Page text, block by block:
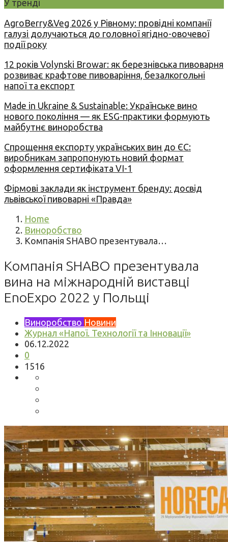
У тренді
AgroBerry&Veg 2026 у Рівному: провідні компанії
галузі долучаються до головної ягідно-овочевої
події року
12 років Volynski Browar: як березнівська пивоварня
розвиває крафтове пивоваріння, безалкогольні
напої та експорт
Made in Ukraine & Sustainable: Українське вино
нового покоління — як ESG-практики формують
майбутнє виноробства
Спрощення експорту українських вин до ЄС:
виробникам запропонують новий формат
оформлення сертифіката VI-1
Фірмові заклади як інструмент бренду: досвід
львівської пивоварні «Правда»
Home
Виноробство
Компанія SHABO презентувала…
Компанія SHABO презентувала
вина на міжнародній виставці
EnoExpo 2022 у Польщі
Виноробство Новини
Журнал «Напої. Технології та Інновації»
06.12.2022
0
1516